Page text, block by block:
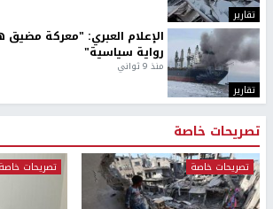
تقارير
تقارير
الإعلام العبري: "معركة
رواية سياسية"
منذ 9 ثواني
تصريحات خاصة
تصريحات خاصة تصريحات خاصة